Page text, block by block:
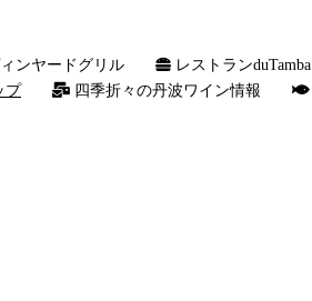
ンヤードグリル レストランduTamba
プ 四季折々の丹波ワイン情報